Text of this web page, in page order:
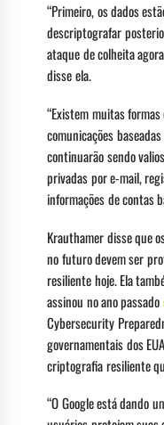
“Primeiro, os dados
descriptografar
ataque de colheita
disse ela.
“Existem muitas
comunicações
continuarão sendo
privadas por e-mail,
informações de contas
Krauthamer disse que
no futuro devem ser
resiliente hoje. Ela
assinou no ano passado
Cybersecurity
governamentais dos
criptografia resiliente
“O Google está dando